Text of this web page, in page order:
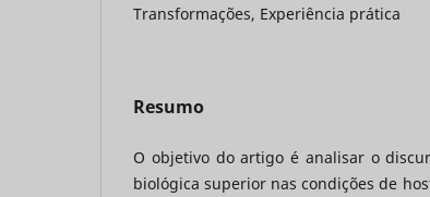
Transformações, Experiência prática
Resumo
O objetivo do artigo é analisar o
biológica superior nas condições de